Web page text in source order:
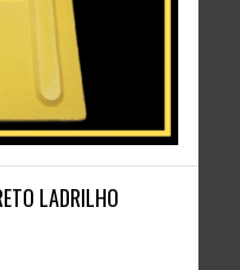
LADRILHO